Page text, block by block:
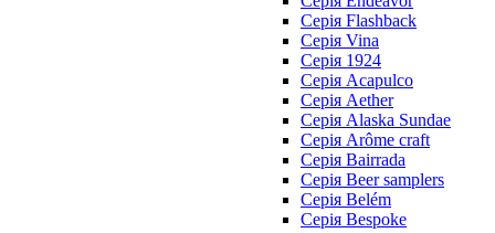
Cерія Flashback
Cерія Vina
Серія 1924
Серія Acapulco
Серія Aether
Серія Alaska Sundae
Серія Arôme craft
Серія Bairrada
Серія Beer samplers
Серія Belém
Серія Bespoke